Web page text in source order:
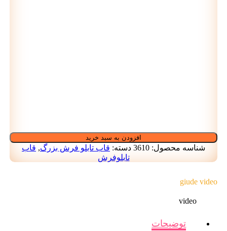
افزودن به سبد خرید
شناسه محصول:3610 دسته:قاب تابلو فرش بزرگ,قاب
تابلوفرش
giude video
video
توضیحات